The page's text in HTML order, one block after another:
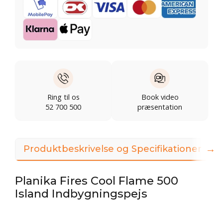
Ring til os
52 700 500
Book video
præsentation
Produktbeskrivelse og Specifikationer
Planika Fires Cool Flame 500
Island Indbygningspejs
→